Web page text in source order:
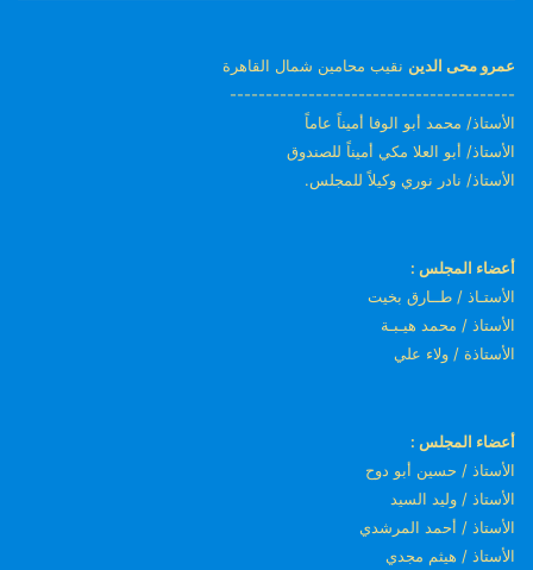
عمرو محى الدين نقيب محامين شمال القاهرة
----------------------------------------
الأستاذ/ محمد أبو الوفا أميناً عاماً
الأستاذ/ أبو العلا مكي أميناً للصندوق
الأستاذ/ نادر نوري وكيلاً للمجلس.
أعضاء المجلس :
الأستـاذ / طــارق بخيت
الأستاذ / محمد هيـبـة
الأستاذة / ولاء علي
أعضاء المجلس :
الأستاذ / حسين أبو دوح
الأستاذ / وليد السيد
الأستاذ / أحمد المرشدي
الأستاذ / هيثم مجدي